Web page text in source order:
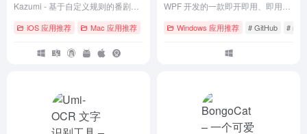
iOS 应用推荐 Mac 应用推荐 # Android # GitHub # iOS
Windows 应用推荐 # GitHub #